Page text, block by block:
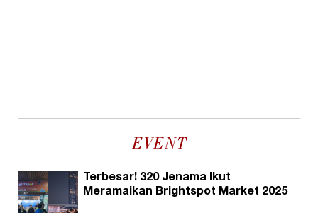
EVENT
Terbesar! 320 Jenama Ikut
Meramaikan Brightspot Market 2025